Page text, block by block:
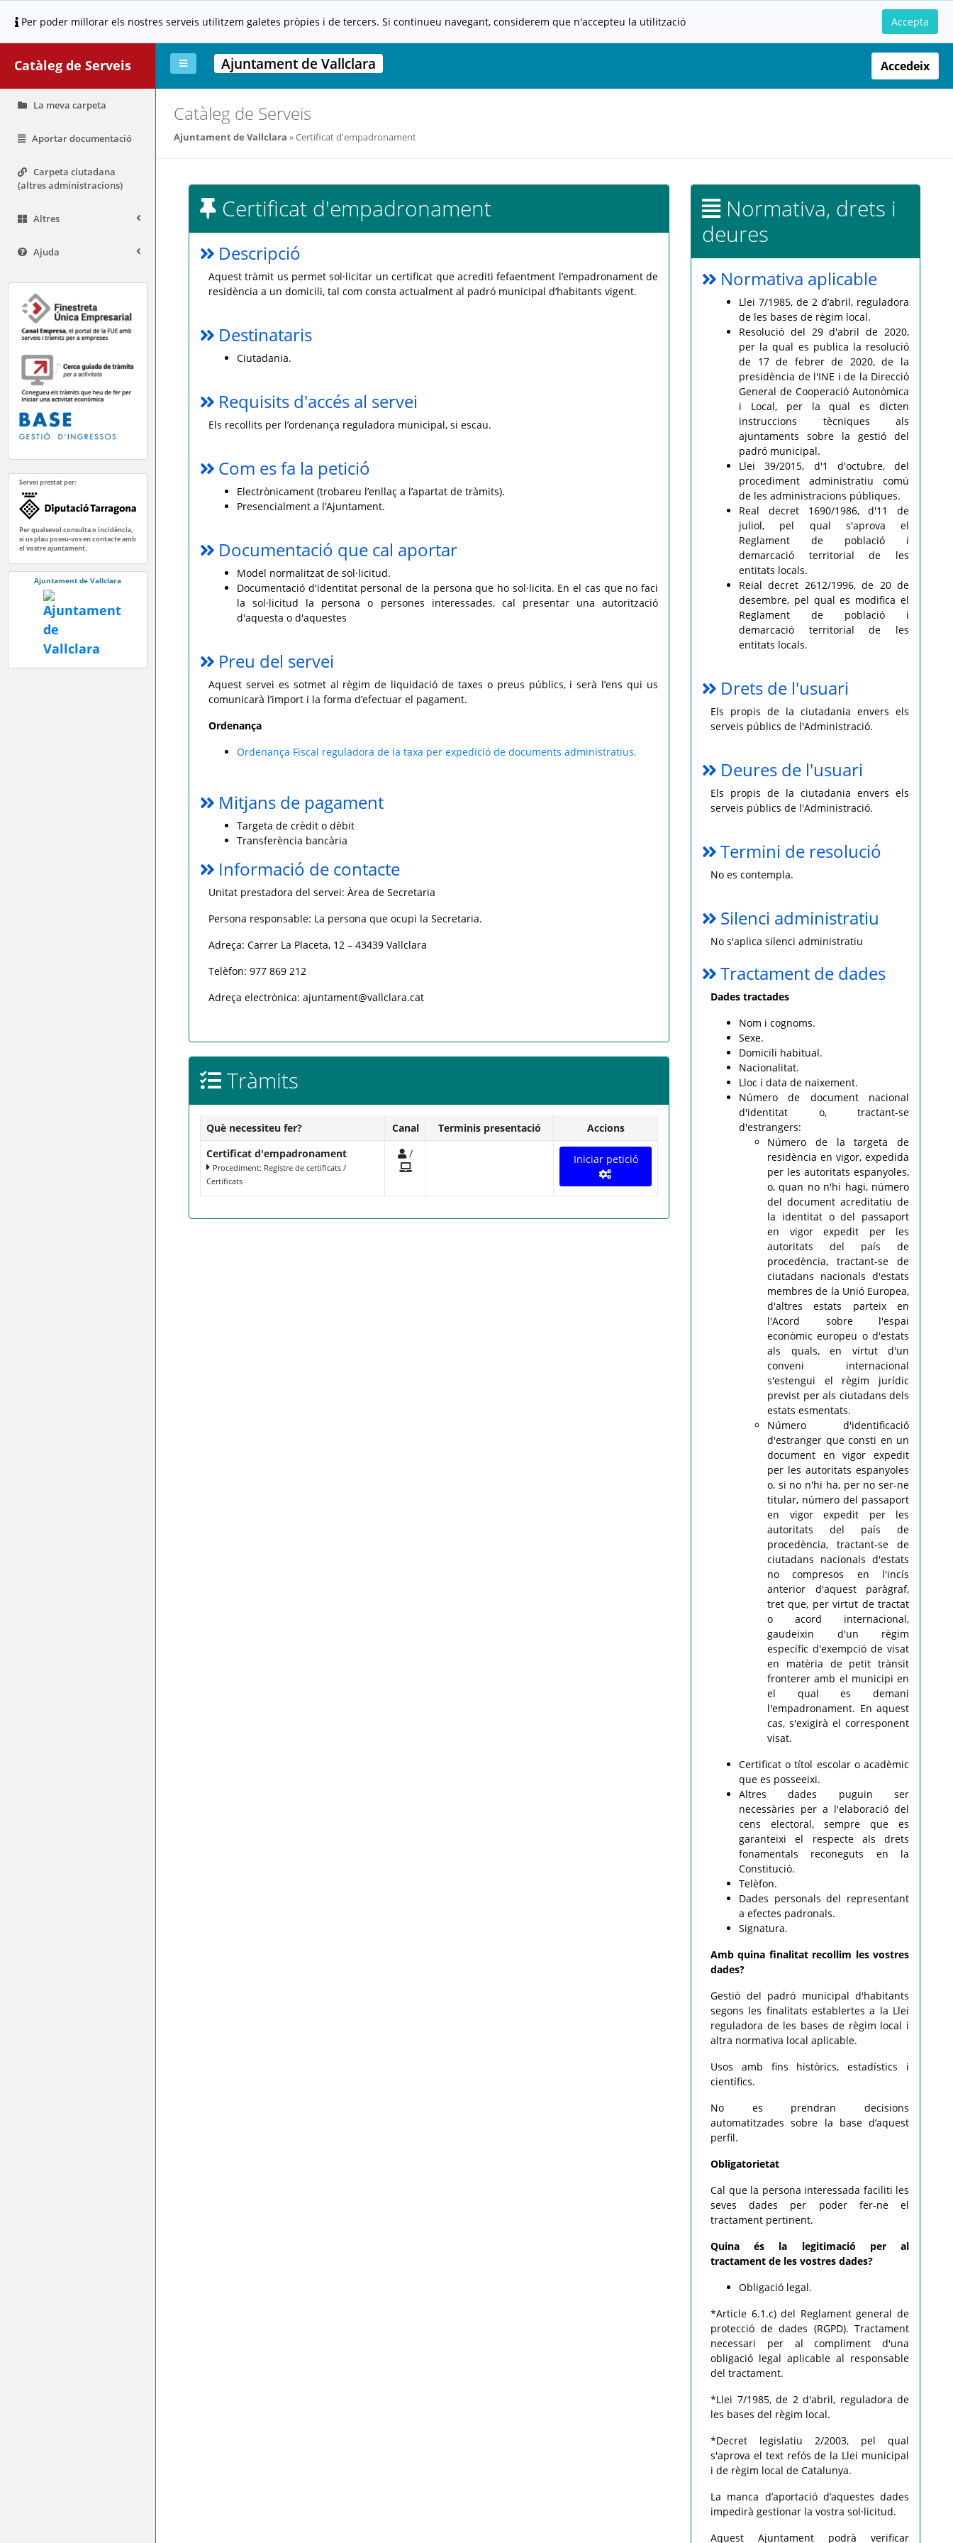
Per poder millorar els nostres serveis utilitzem galetes pròpies i de tercers. Si continueu navegant, considerem que n'accepteu la utilització Accepta
Catàleg de Serveis
La meva carpeta
Aportar documentació
Carpeta ciutadana
(altres administracions)
Altres
Ajuda
Servei prestat per:
Per qualsevol consulta o incidència,
si us plau poseu-vos en contacte amb
el vostre ajuntament.
Ajuntament de Vallclara
Ajuntament de Vallclara Accedeix
Catàleg de Serveis
Ajuntament de Vallclara Certificat d'empadronament
Certificat d'empadronament
Descripció
Aquest tràmit us permet sol·licitar un certificat que acrediti fefaentment l’empadronament de
residència a un domicili, tal com consta actualment al padró municipal d’habitants vigent.
Destinataris
Ciutadania.
Requisits d'accés al servei
Els recollits per l’ordenança reguladora municipal, si escau.
Com es fa la petició
Electrònicament (trobareu l’enllaç a l’apartat de tràmits).
Presencialment a l’Ajuntament.
Documentació que cal aportar
Model normalitzat de sol·licitud.
Documentació d'identitat personal de la persona que ho sol·licita. En el cas que no faci
la sol·licitud la persona o persones interessades, cal presentar una autorització
d'aquesta o d'aquestes
Preu del servei
Aquest servei es sotmet al règim de liquidació de taxes o preus públics, i serà l’ens qui us
comunicarà l’import i la forma d’efectuar el pagament.
Ordenança
Ordenança Fiscal reguladora de la taxa per expedició de documents administratius.
Mitjans de pagament
Targeta de crèdit o dèbit
Transferència bancària
Informació de contacte
Unitat prestadora del servei: Àrea de Secretaria
Persona responsable: La persona que ocupi la Secretaria.
Adreça: Carrer La Placeta, 12 – 43439 Vallclara
Telèfon: 977 869 212
Adreça electrònica: ajuntament@vallclara.cat
Tràmits
Què necessiteu fer? Canal Terminis presentació
Accions
Certificat d'empadronament
Procediment: Registre de certificats /
Certificats
/ Iniciar petició
Normativa, drets i
deures
Normativa aplicable
Llei 7/1985, de 2 d’abril, reguladora
de les bases de règim local.
Resolució del 29 d'abril de 2020,
per la qual es publica la resolució
de 17 de febrer de 2020, de la
presidència de l'INE i de la Direcció
General de Cooperació Autonòmica
i Local, per la qual es dicten
instruccions tècniques als
ajuntaments sobre la gestió del
padró municipal.
Llei 39/2015, d'1 d'octubre, del
procediment administratiu comú
de les administracions públiques.
Real decret 1690/1986, d'11 de
juliol, pel qual s'aprova el
Reglament de població i
demarcació territorial de les
entitats locals.
Reial decret 2612/1996, de 20 de
desembre, pel qual es modifica el
Reglament de població i
demarcació territorial de les
entitats locals.
Drets de l'usuari
Els propis de la ciutadania envers els
serveis públics de l'Administració.
Deures de l'usuari
Els propis de la ciutadania envers els
serveis públics de l'Administració.
Termini de resolució
No es contempla.
Silenci administratiu
No s'aplica silenci administratiu
Tractament de dades
Dades tractades
Nom i cognoms.
Sexe.
Domicili habitual.
Nacionalitat.
Lloc i data de naixement.
Número de document nacional
d'identitat o, tractant-se
d'estrangers:
Número de la targeta de
residència en vigor, expedida
per les autoritats espanyoles,
o, quan no n'hi hagi, número
del document acreditatiu de
la identitat o del passaport
en vigor expedit per les
autoritats del país de
procedència, tractant-se de
ciutadans nacionals d'estats
membres de la Unió Europea,
d'altres estats parteix en
l'Acord sobre l'espai
econòmic europeu o d'estats
als quals, en virtut d'un
conveni internacional
s'estengui el règim jurídic
previst per als ciutadans dels
estats esmentats.
Número d'identificació
d'estranger que consti en un
document en vigor expedit
per les autoritats espanyoles
o, si no n'hi ha, per no ser-ne
titular, número del passaport
en vigor expedit per les
autoritats del país de
procedència, tractant-se de
ciutadans nacionals d'estats
no compresos en l'incís
anterior d'aquest paràgraf,
tret que, per virtut de tractat
o acord internacional,
gaudeixin d'un règim
específic d'exempció de visat
en matèria de petit trànsit
fronterer amb el municipi en
el qual es demani
l'empadronament. En aquest
cas, s'exigirà el corresponent
visat.
Certificat o títol escolar o acadèmic
que es posseeixi.
Altres dades puguin ser
necessàries per a l'elaboració del
cens electoral, sempre que es
garanteixi el respecte als drets
fonamentals reconeguts en la
Constitució.
Telèfon.
Dades personals del representant
a efectes padronals.
Signatura.
Amb quina finalitat recollim les vostres
dades?
Gestió del padró municipal d'habitants
segons les finalitats establertes a la Llei
reguladora de les bases de règim local i
altra normativa local aplicable.
Usos amb fins històrics, estadístics i
científics.
No es prendran decisions
automatitzades sobre la base d’aquest
perfil.
Obligatorietat
Cal que la persona interessada faciliti les
seves dades per poder fer-ne el
tractament pertinent.
Quina és la legitimació per al
tractament de les vostres dades?
Obligació legal.
*Article 6.1.c) del Reglament general de
protecció de dades (RGPD). Tractament
necessari per al compliment d'una
obligació legal aplicable al responsable
del tractament.
*Llei 7/1985, de 2 d'abril, reguladora de
les bases del règim local.
*Decret legislatiu 2/2003, pel qual
s'aprova el text refós de la Llei municipal
i de règim local de Catalunya.
La manca d’aportació d’aquestes dades
impedirà gestionar la vostra sol·licitud.
Aquest Ajuntament podrà verificar